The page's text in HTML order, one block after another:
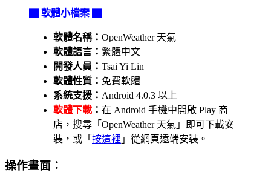
▇ 軟體小檔案 ▇
軟體名稱： OpenWeather 天氣
軟體語言： 繁體中文
開發人員： Tsai Yi Lin
軟體性質： 免費軟體
系統支援： Android 4.0.3 以上
軟體下載 ： 在 Android 手機中開啟 Play 商
店，搜尋「OpenWeather 天氣」即可下載安
裝，或「 按這裡 」從網頁遠端安裝。
操作畫面：